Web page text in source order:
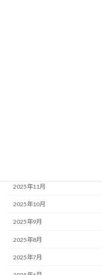
2025年11月
2025年10月
2025年9月
2025年8月
2025年7月